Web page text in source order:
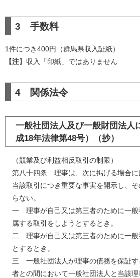
3 手数料
1件につき400円（群馬県収入証紙）
【注】収入「印紙」ではありません
4 関係法令
一般社団法人及び一般財団法人
成18年法律第48号）（抄）
（競業及び利益相反取引の制限）
第八十四条 理事は、次に掲げる場合に
当該取引につき重要な事実を開示し、
らない。
一 理事が自己又は第三者のために一般
属する取引をしようとするとき。
二 理事が自己又は第三者のために一般
とするとき。
三 一般社団法人が理事の債務を保証す
者との間において一般社団法人と当該